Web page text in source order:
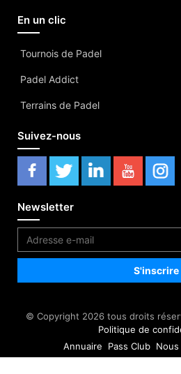
En un clic
Tournois de Padel
Padel Addict
Terrains de Padel
Suivez-nous
Newsletter
© Copyright 2026 tous droits
Politique de
Annuaire
Pass Club